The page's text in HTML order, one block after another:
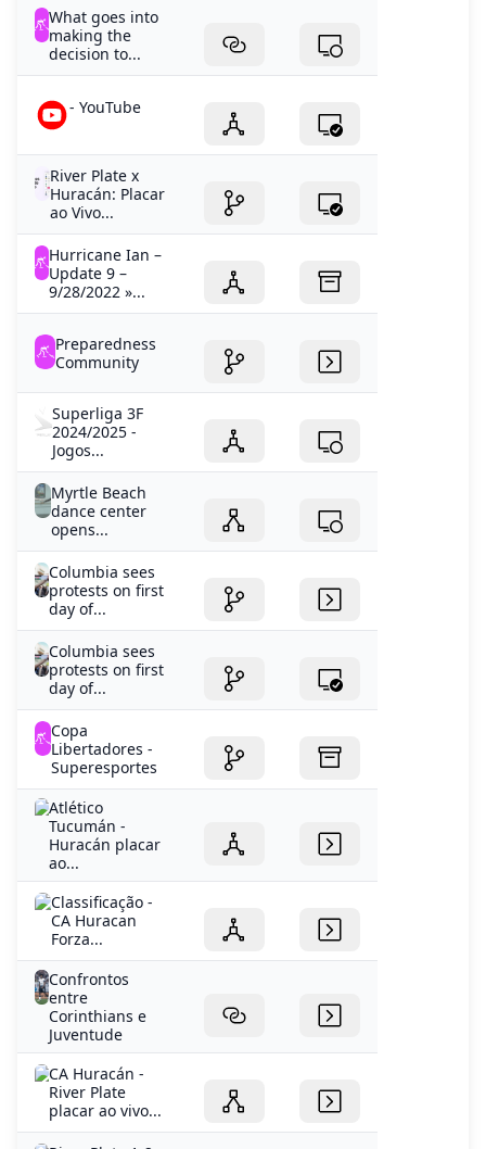
- YouTube
River Plate x
Huracán: Placar
ao Vivo...
Hurricane Ian –
Update 9 –
9/28/2022 »...
Preparedness
Community
Superliga 3F
2024/2025 -
Jogos...
Myrtle Beach
dance center
opens...
Columbia sees
protests on first
day of...
Columbia sees
protests on first
day of...
Copa
Libertadores -
Superesportes
Atlético
Tucumán -
Huracán placar
ao...
Classificação -
CA Huracan
Forza...
Confrontos
entre
Corinthians e
Juventude
CA Huracán -
River Plate
placar ao vivo...
River Plate 1-2
Huracán :: Copa
da Liga...